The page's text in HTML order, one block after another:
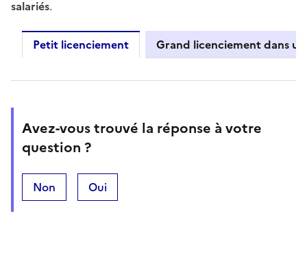
salariés.
Petit licenciement Grand licenciement dans
Petit licenciement
Avez-vous trouvé la réponse à votre
question ?
Non Oui